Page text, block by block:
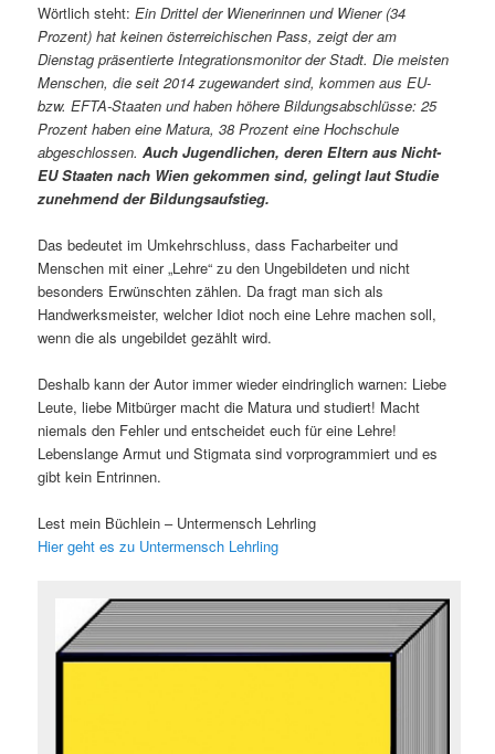
Wörtlich steht:Ein Drittel der Wienerinnen und Wiener (34
Prozent) hat keinen österreichischen Pass, zeigt der am
Dienstag präsentierte Integrationsmonitor der Stadt. Die meisten
Menschen, die seit 2014 zugewandert sind, kommen aus EU-
bzw. EFTA-Staaten und haben höhere Bildungsabschlüsse: 25
Prozent haben eine Matura, 38 Prozent eine Hochschule
abgeschlossen.Auch Jugendlichen, deren Eltern aus Nicht-
EU Staaten nach Wien gekommen sind, gelingt laut Studie
zunehmend der Bildungsaufstieg.
Das bedeutet im Umkehrschluss, dass Facharbeiter und
Menschen mit einer „Lehre“ zu den Ungebildeten und nicht
besonders Erwünschten zählen. Da fragt man sich als
Handwerksmeister, welcher Idiot noch eine Lehre machen soll,
wenn die als ungebildet gezählt wird.
Deshalb kann der Autor immer wieder eindringlich warnen: Liebe
Leute, liebe Mitbürger macht die Matura und studiert! Macht
niemals den Fehler und entscheidet euch für eine Lehre!
Lebenslange Armut und Stigmata sind vorprogrammiert und es
gibt kein Entrinnen.
Lest mein Büchlein – Untermensch Lehrling
Hier geht es zu Untermensch Lehrling